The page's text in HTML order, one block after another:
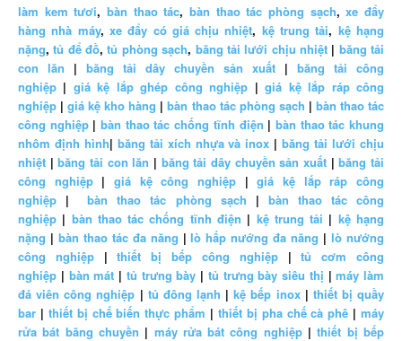
làm kem tươi,bàn thao tác,bàn thao tác phòng sạch,xe đẩy
hàng nhà máy, xe đẩy có giá chịu nhiệt, kệ trung tải, kệ hạng
nặng,tủ để đồ,tủ phòng sạch, băng tải lưới chịu nhiệt| băng tải
con lăn | băng tải dây chuyền sản xuất | băng tải công
nghiệp | giá kệ lắp ghép công nghiệp |giá kệ lắp ráp công
nghiệp |giá kệ kho hàng |bàn thao tác phòng sạch | bàn thao tác
công nghiệp|bàn thao tác chống tĩnh điện | bàn thao tác khung
nhôm định hình| băng tải xích nhựa và inox |băng tải lưới chịu
nhiệt |băng tải con lăn | băng tải dây chuyền sản xuất |băng tải
công nghiệp|giá kệ công nghiệp |giá kệ lắp ráp công
nghiệp |bàn thao tác phòng sạch | bàn thao tác công
nghiệp | bàn thao tác chống tĩnh điện | kệ trung tải | kệ hạng
nặng | bàn thao tác đa năng |lò hấp nướng đa năng |lò nướng
công nghiệp|thiết bị bếp công nghiệp|tủ cơm công
nghiệp | bàn mát | tủ trưng bày | tủ trưng bày siêu thị |máy làm
đá viên công nghiệp | tủ đông lạnh |kệ bếp inox| thiết bị quầy
bar | thiết bị chế biến thực phẩm | thiết bị pha chế cà phê | máy
rửa bát băng chuyền | máy rửa bát công nghiệp|thiết bị bếp